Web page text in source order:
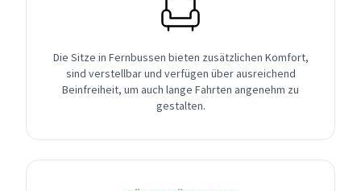
Die Sitze in Fernbussen bieten zusätzlichen Komfort,
sind verstellbar und verfügen über ausreichend
Beinfreiheit, um auch lange Fahrten angenehm zu
gestalten.